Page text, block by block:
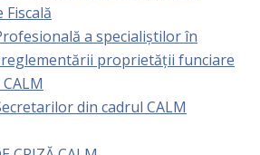
Fiscală
a specialiştilor în
proprietăţii funciare
din cadrul CALM